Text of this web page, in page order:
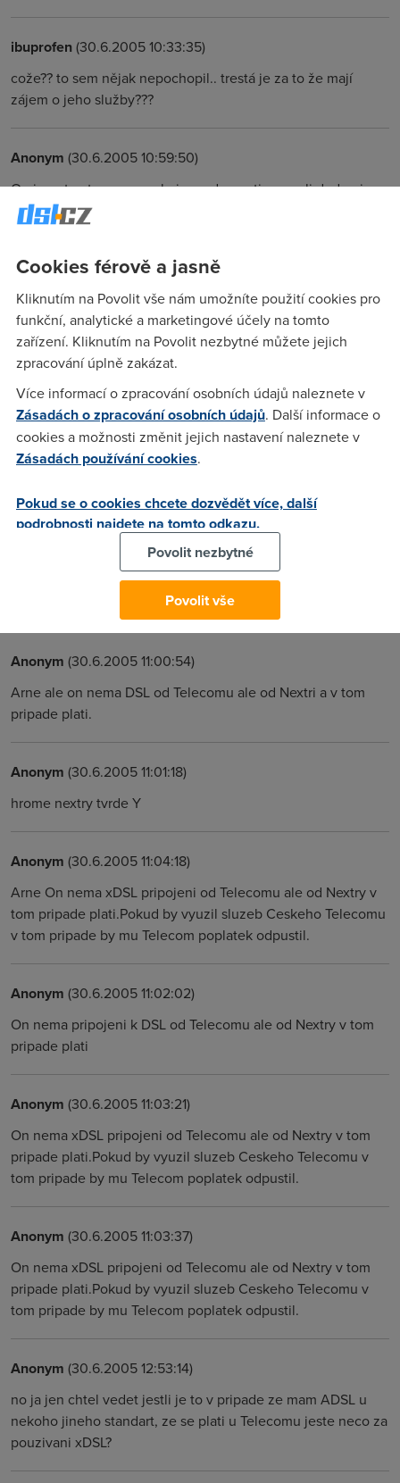
ibuprofen(30.6.2005 10:33:35)
cože?? to sem nějak nepochopil.. trestá je za to že mají
zájem o jeho služby???
Anonym (30.6.2005 10:59:50)
On je netresta pouze velmi nerad a proti sve vuli dodrzuje
rozhodnuti CTU.Ktere Telecomu jaka to nestastna nahoda
prinasi dalsi zisk.A protoze jsou na CTU zcela nestrani
pripojeni pomsti se Telecomu dalsimy novymi
zakazniky.Pripomina mi to situaci kdyz otrokar chytil
cernocha zbicoval ho dal na trh kde ho chtel prodat a tvrdil
ze to dela pro jeho dobro a haji jeho zajmy...
Xspy(30.6.2005 21:00:16)
:) Mám ten dojem , že podobně se k nám staví i víc subjektů ,
počínaje naším skvělým státem ..... :DDD
Arne(30.6.2005 10:55:14)
Reklamuj to na bezplatné lince 800 123 456, žádná položka
za používání HTS se službou xDSL v ceníku není - nenašel
jsem ji tam! Kompletí ceník ČTc je ke stažení na jejich
stránkách mezi "dokumenty ke stažení"...
Anonym (30.6.2005 11:00:54)
Arne ale on nema DSL od Telecomu ale od Nextri a v tom
pripade plati.
Anonym (30.6.2005 11:01:18)
hrome nextry tvrde Y
Anonym (30.6.2005 11:04:18)
Arne On nema xDSL pripojeni od Telecomu ale od Nextry v
tom pripade plati.Pokud by vyuzil sluzeb Ceskeho Telecomu
v tom pripade by mu Telecom poplatek odpustil.
Anonym (30.6.2005 11:02:02)
On nema pripojeni k DSL od Telecomu ale od Nextry v tom
pripade plati
Anonym (30.6.2005 11:03:21)
On nema xDSL pripojeni od Telecomu ale od Nextry v tom
pripade plati.Pokud by vyuzil sluzeb Ceskeho Telecomu v
tom pripade by mu Telecom poplatek odpustil.
Anonym (30.6.2005 11:03:37)
On nema xDSL pripojeni od Telecomu ale od Nextry v tom
pripade plati.Pokud by vyuzil sluzeb Ceskeho Telecomu v
tom pripade by mu Telecom poplatek odpustil.
Anonym (30.6.2005 12:53:14)
no ja jen chtel vedet jestli je to v pripade ze mam ADSL u
nekoho jineho standart, ze se plati u Telecomu jeste neco za
pouzivani xDSL?
Cookies férově a jasně
Kliknutím na Povolit vše nám umožníte použití cookies pro
funkční, analytické a marketingové účely na tomto
zařízení. Kliknutím na Povolit nezbytné můžete jejich
zpracování úplně zakázat.
Více informací o zpracování osobních údajů naleznete v
Zásadách o zpracování osobních údajů. Další informace o
cookies a možnosti změnit jejich nastavení naleznete v
Zásadách používání cookies.
Pokud se o cookies chcete dozvědět více, další
podrobnosti najdete na tomto odkazu.
Povolit nezbytné
Povolit vše